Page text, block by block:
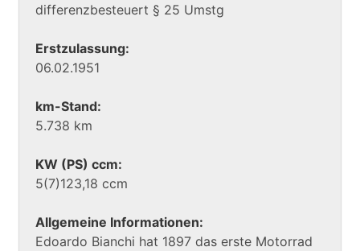
differenzbesteuert § 25 Umstg
Erstzulassung:
06.02.1951
km-Stand:
5.738 km
KW (PS) ccm:
5(7)123,18 ccm
Allgemeine Informationen:
Edoardo Bianchi hat 1897 das erste Motorrad